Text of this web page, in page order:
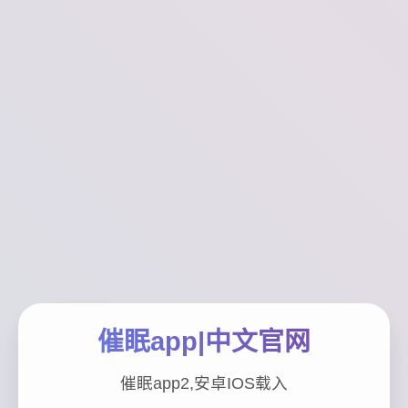
催眠app|中文官网
催眠app2,安卓IOS载入